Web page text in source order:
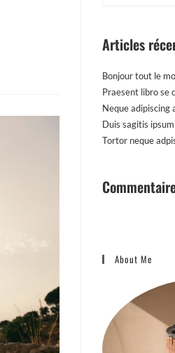
Articles
Bonjour tout le
Praesent libro se
Neque adipiscing
Duis sagitis
Tortor neque
About Me